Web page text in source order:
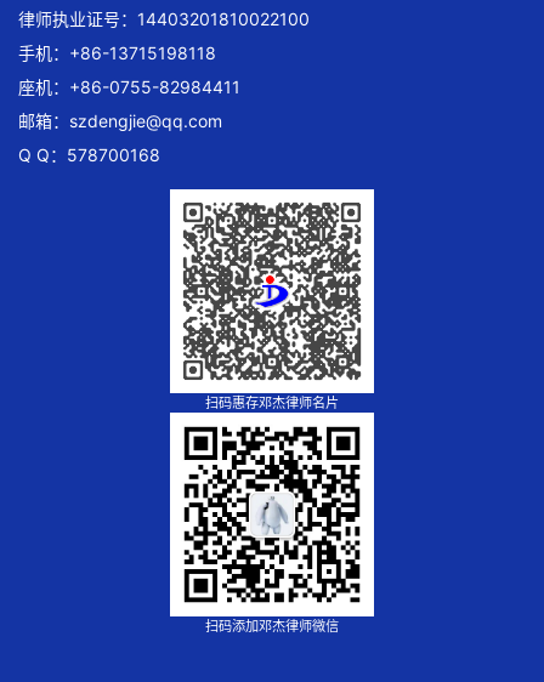
律师执业证号：14403201810022100
手机：+86-13715198118
座机：+86-0755-82984411
邮箱： szdengjie@qq.com
Q Q：578700168
扫码惠存邓杰律师名片
扫码添加邓杰律师微信